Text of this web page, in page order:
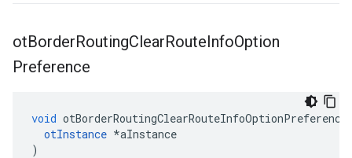
otBorderRoutingClearRouteInfoOption
Preference
void otBorderRoutingClearRouteInfoOptionPreference
otInstance *aInstance
)